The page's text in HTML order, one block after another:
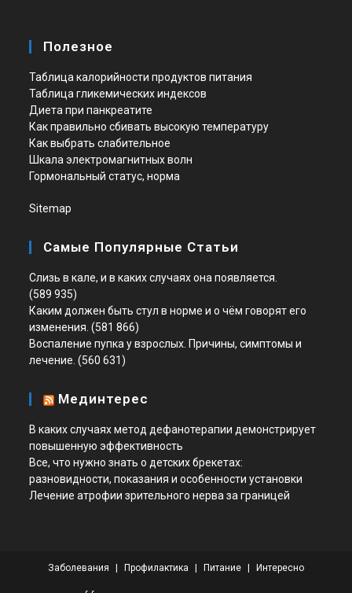
Полезное
Таблица калорийности продуктов питания
Таблица гликемических индексов
Диета при панкреатите
Как правильно сбивать высокую температуру
Как выбрать слабительное
Шкала электромагнитных волн
Гормональный статус, норма
Sitemap
Самые Популярные Статьи
Слизь в кале, и в каких случаях она появляется.
(589 935)
Каким должен быть стул в норме и о чём говорят его
изменения. (581 866)
Воспаление пупка у взрослых. Причины, симптомы и
лечение. (560 631)
Мединтерес
В каких случаях метод дефанотерапии демонстрирует
повышенную эффективность
Все, что нужно знать о детских брекетах:
разновидности, показания и особенности установки
Лечение атрофии зрительного нерва за границей
Заболевания Профилактика Питание Интересно